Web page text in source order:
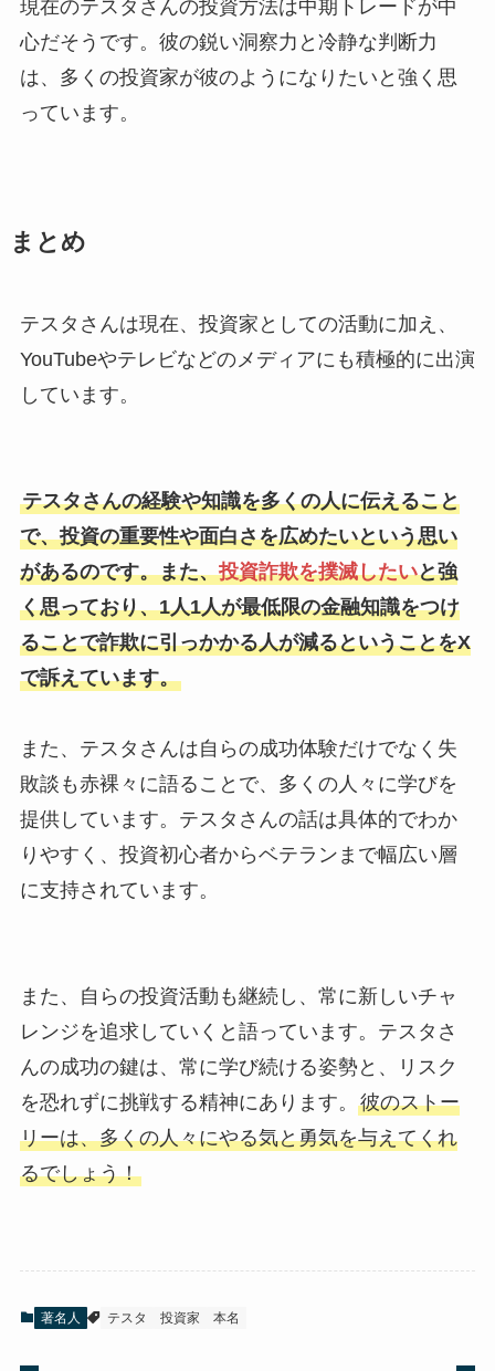
現在のテスタさんの投資方法は中期トレードが中
心だそうです。彼の鋭い洞察力と冷静な判断力
は、多くの投資家が彼のようになりたいと強く思
っています。
まとめ
テスタさんは現在、投資家としての活動に加え、
YouTubeやテレビなどのメディアにも積極的に出演
しています。
テスタさんの経験や知識を多くの人に伝えること
で、投資の重要性や面白さを広めたいという思い
があるのです。また、投資詐欺を撲滅したいと強
く思っており、1人1人が最低限の金融知識をつけ
ることで詐欺に引っかかる人が減るということをX
で訴えています。
また、テスタさんは自らの成功体験だけでなく失
敗談も赤裸々に語ることで、多くの人々に学びを
提供しています。テスタさんの話は具体的でわか
りやすく、投資初心者からベテランまで幅広い層
に支持されています。
また、自らの投資活動も継続し、常に新しいチャ
レンジを追求していくと語っています。テスタさ
んの成功の鍵は、常に学び続ける姿勢と、リスク
を恐れずに挑戦する精神にあります。 彼のストー
リーは、多くの人々にやる気と勇気を与えてくれ
るでしょう！
著名人 テスタ 投資家 本名